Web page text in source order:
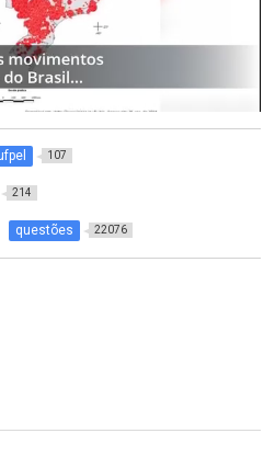
107
214
questões 22076